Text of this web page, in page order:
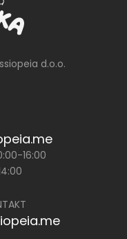
d.o.o.
16:00